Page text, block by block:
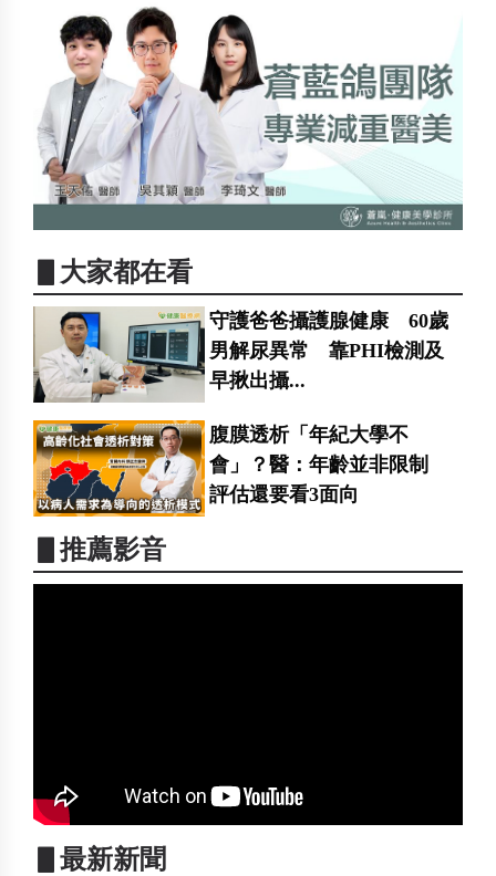
▋大家都在看
守護爸爸攝護腺健康 60歲
男解尿異常 靠PHI檢測及
早揪出攝...
腹膜透析「年紀大學不
會」？醫：年齡並非限制
評估還要看3面向
▋推薦影音
▋最新新聞